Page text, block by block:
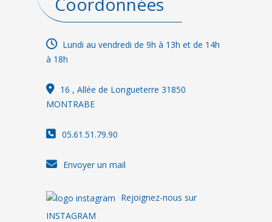
Lundi au vendredi de 9h à 13h et de 14h
à 18h
16 , Allée de Longueterre 31850
MONTRABE
05.61.51.79.90
Envoyer un mail
Rejoignez-nous sur
INSTAGRAM